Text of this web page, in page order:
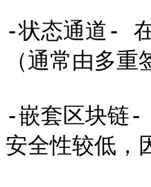
-状态通道-
（通常由多
-嵌套区块链
安全性较低，